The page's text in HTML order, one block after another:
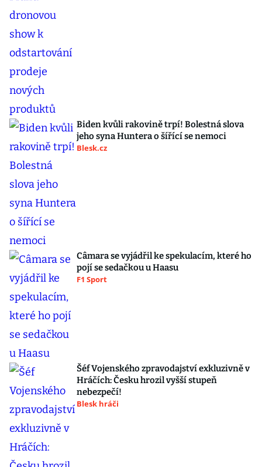
Biden kvůli rakovině trpí! Bolestná slova
jeho syna Huntera o šířící se nemoci
Blesk.cz
Câmara se vyjádřil ke spekulacím, které ho
pojí se sedačkou u Haasu
F1 Sport
Šéf Vojenského zpravodajství exkluzivně v
Hráčích: Česku hrozil vyšší stupeň
nebezpečí!
Blesk hráči